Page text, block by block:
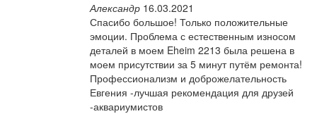
Александр 16.03.2021
Спасибо большое! Только положительные
эмоции. Проблема с естественным износом
деталей в моем Eheim 2213 была решена в
моем присутствии за 5 минут путём ремонта!
Профессионализм и доброжелательность
Евгения -лучшая рекомендация для друзей
-аквариумистов